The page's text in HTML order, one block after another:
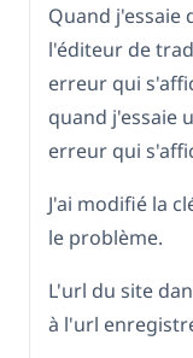
Quand
l'éditeur de
erreur qui
quand j'essaie
erreur qui
J'ai modifié la
le problème.
L'url du site
à l'url